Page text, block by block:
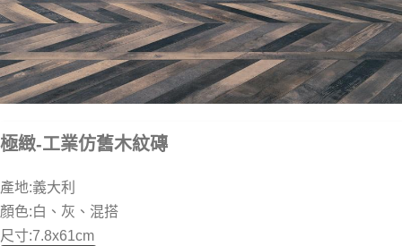
極緻-工業仿舊木紋磚
產地:義大利
顏色:白、灰、混搭
尺寸:7.8x61cm